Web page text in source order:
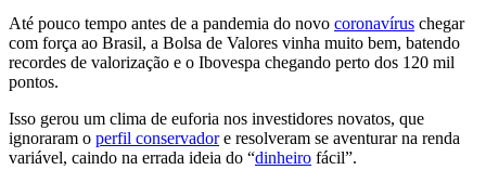
Até pouco tempo antes de a pandemia do novo coronavírus chegar
com força ao Brasil, a Bolsa de Valores vinha muito bem, batendo
recordes de valorização e o Ibovespa chegando perto dos 120 mil
pontos.
Isso gerou um clima de euforia nos investidores novatos, que
ignoraram o perfil conservadore resolveram se aventurar na renda
variável, caindo na errada ideia do “dinheiro fácil”.